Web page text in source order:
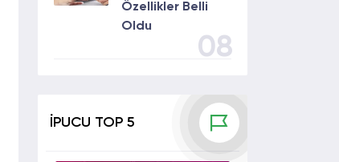
Özellikler Belli
Oldu
08
İPUCU TOP 5